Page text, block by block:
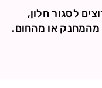
לסגור חלון,
מהמחנק או מהחום.